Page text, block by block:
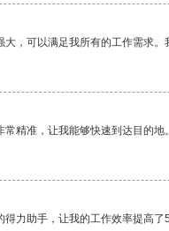
，可以满足我所有的工作需求
精准，让我能够快速到达目的地。
力助手，让我的工作效率提高了